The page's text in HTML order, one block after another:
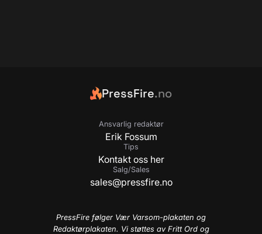
PressFire.no
Ansvarlig redaktør
Erik Fossum
Tips
Kontakt oss her
Salg/Sales
sales@pressfire.no
PressFire følger Vær Varsom-plakaten og
Redaktørplakaten. Vi støttes av Fritt Ord og